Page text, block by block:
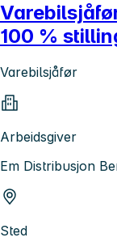
100 %
Varebilsjåfør
Arbeidsgiver
Em Distribusjon
Sted